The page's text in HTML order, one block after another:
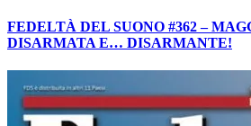
FEDELTÀ DEL SUONO #362 –
DISARMATA E… DISARMANTE!